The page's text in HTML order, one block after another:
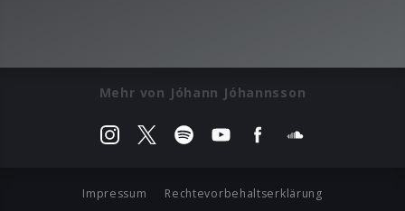
Mehr von Jóhann Jóhannsson
Impressum Rechtevorbehaltserklärung